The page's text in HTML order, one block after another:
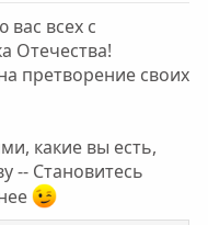
всех с
Отечества!
претворение своих
какие вы есть,
-- Становитесь